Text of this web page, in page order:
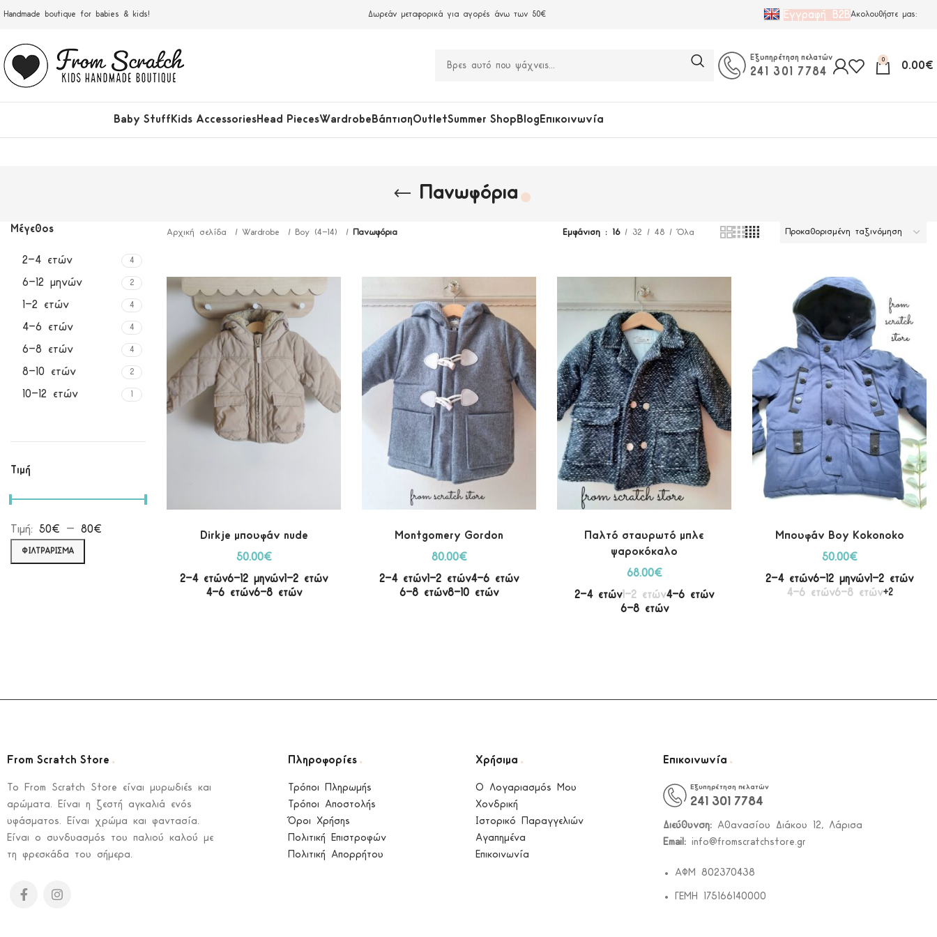
Handmade boutique for babies & kids! Δωρεάν μεταφορικά για αγορές άνω των 50€ Εγγραφή B2BΑκολουθήστε μας:
Εξυπηρέτηση πελατών
241 301 7784
0
0.00€
Baby StuffKids AccessoriesHead PiecesWardrobeΒάπτισηOutletSummer ShopBlogΕπικοινωνία
Πανωφόρια
Μέγεθος
2-4 ετών 4
6-12 μηνών 2
1-2 ετών 4
4-6 ετών 4
6-8 ετών 4
8-10 ετών 2
10-12 ετών
Τιμή
ΦΙΛΤΡΆΡΙΣΜΑ
Τιμή: 50€ — 80€
Αρχική σελίδα Wardrobe Boy (4-14) Πανωφόρια Εμφάνιση 16 32 48 Όλα
Dirkje μπουφάν nude
50.00€
2-4 ετών6-12 μηνών1-2 ετών
4-6 ετών6-8 ετών
Montgomery Gordon
80.00€
2-4 ετών1-2 ετών4-6 ετών
6-8 ετών8-10 ετών
Παλτό σταυρωτό μπλε
ψαροκόκαλο
68.00€
2-4 ετών1-2 ετών4-6 ετών
6-8 ετών
Μπουφάν Boy Kokonoko
50.00€
2-4 ετών6-12 μηνών1-2 ετών
4-6 ετών6-8 ετών+2
From Scratch Store .
To From Scratch Store είναι μυρωδιές και
αρώματα. Είναι η ζεστή αγκαλιά ενός
υφάσματος. Είναι χρώμα και φαντασία.
Είναι ο συνδυασμός του παλιού καλού με
τη φρεσκάδα του σήμερα.
Πληροφορίες .
Τρόποι Πληρωμής
Τρόποι Αποστολής
Όροι Χρήσης
Πολιτική Επιστροφών
Πολιτική Απορρήτου
Χρήσιμα .
Ο Λογαριασμός Μου
Χονδρική
Ιστορικό Παραγγελιών
Αγαπημένα
Επικοινωνία
Επικοινωνία .
Εξυπηρέτηση πελατών
241 301 7784
Διεύθυνση:Αθανασίου Διάκου 12, Λάρισα
Email:info@fromscratchstore.gr
ΑΦΜ 802370438
ΓΕΜΗ 175166140000